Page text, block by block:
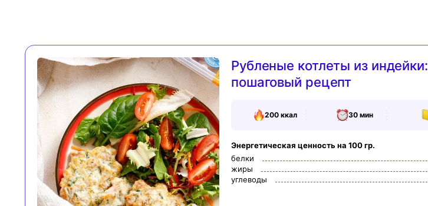
Рубленые котлеты из индейки:
пошаговый рецепт
200ккал 30 мин
Энергетическая ценность на 100 гр.
белки
жиры
углеводы